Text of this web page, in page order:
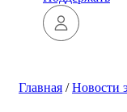
Главная / Новости